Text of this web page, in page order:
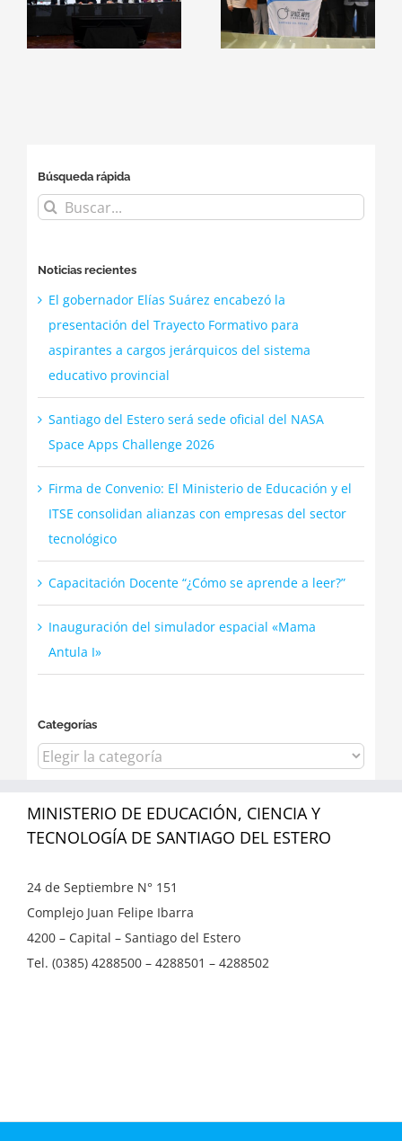
NASA Space
Apps
consolidan
alianzas con
Búsqueda rápida
Buscar:
Noticias recientes
El gobernador Elías Suárez encabezó la
presentación del Trayecto Formativo para
aspirantes a cargos jerárquicos del sistema
educativo provincial
Santiago del Estero será sede oficial del NASA
Space Apps Challenge 2026
Firma de Convenio: El Ministerio de Educación y el
ITSE consolidan alianzas con empresas del sector
tecnológico
Capacitación Docente “¿Cómo se aprende a leer?”
Inauguración del simulador espacial «Mama
Antula I»
Categorías
Categorías
MINISTERIO DE EDUCACIÓN, CIENCIA Y
TECNOLOGÍA DE SANTIAGO DEL ESTERO
24 de Septiembre N° 151
Complejo Juan Felipe Ibarra
4200 – Capital – Santiago del Estero
Tel. (0385) 4288500 – 4288501 – 4288502